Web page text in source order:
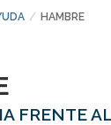
HAMBRE
FRENTE